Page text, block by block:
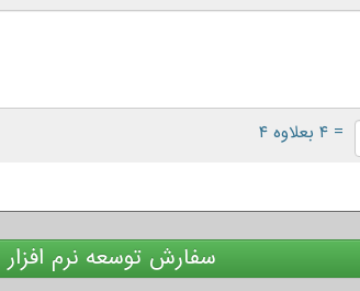
= ۴ بعلاوه ۴
سفارش توسعه نرم افزار